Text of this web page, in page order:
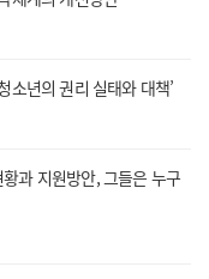
소년의 권리 실태와 대책’
과 지원방안, 그들은 누구